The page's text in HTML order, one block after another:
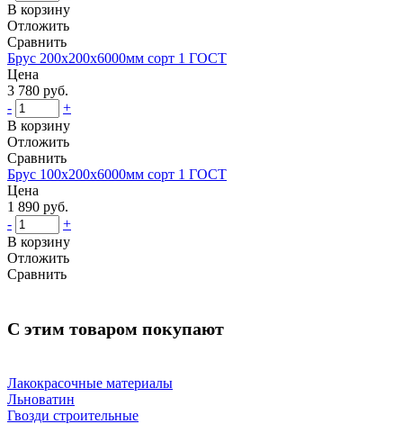
В корзину
Отложить
Сравнить
Брус 200х200х6000мм сорт 1 ГОСТ
Цена
3 780 руб.
-
+
В корзину
Отложить
Сравнить
Брус 100х200х6000мм сорт 1 ГОСТ
Цена
1 890 руб.
-
+
В корзину
Отложить
Сравнить
С этим товаром покупают
Лакокрасочные материалы
Льноватин
Гвозди строительные